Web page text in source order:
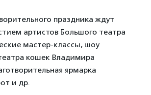
праздника ждут
артистов Большого театра
мастер-классы, шоу
кошек Владимира
ярмарка
и др.